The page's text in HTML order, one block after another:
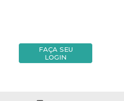
FAÇA SEU
LOGIN